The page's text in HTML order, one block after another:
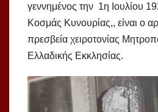
γεννημένος την 1η Ιουλίου
Κοσμάς Κυνουρίας,, είναι ο
πρεσβεία χειροτονίας
Ελλαδικής Εκκλησίας.